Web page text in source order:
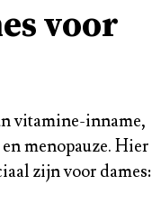
voor
vitamine-inname,
menopauze. Hier
zijn voor dames: